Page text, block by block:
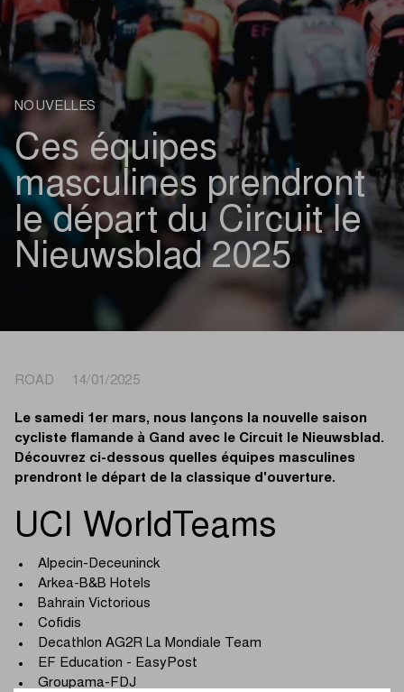
NOUVELLES
Ces équipes
masculines prendront
le départ du Circuit le
Nieuwsblad 2025
ROAD 14/01/2025
Le samedi 1er mars, nous lançons la nouvelle saison
cycliste flamande à Gand avec le Circuit le Nieuwsblad.
Découvrez ci-dessous quelles équipes masculines
prendront le départ de la classique d'ouverture.
UCI WorldTeams
Alpecin-Deceuninck
Arkea-B&B Hotels
Bahrain Victorious
Cofidis
Decathlon AG2R La Mondiale Team
EF Education - EasyPost
Groupama-FDJ